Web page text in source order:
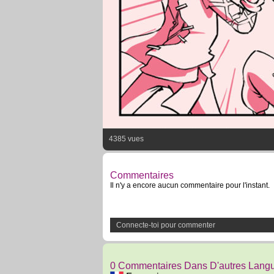
4385 vues
Commentaires
Il n'y a encore aucun commentaire pour l'instant.
Connecte-toi pour commenter
0 Commentaires Dans D'autres